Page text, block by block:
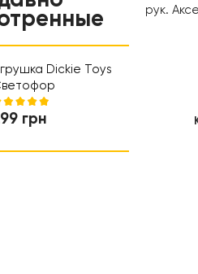
игрушки
Dickie Toys
движения,
см (3341034)
грн
рук.